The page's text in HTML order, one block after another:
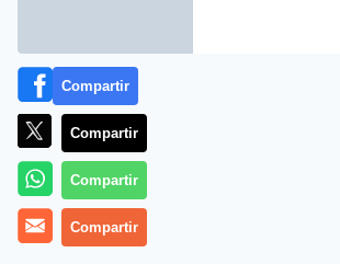
Más información
Compartir
Compartir
Compartir
Compartir